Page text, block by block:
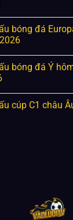
bóng đá
bóng đá Ý
cúp C1 châu